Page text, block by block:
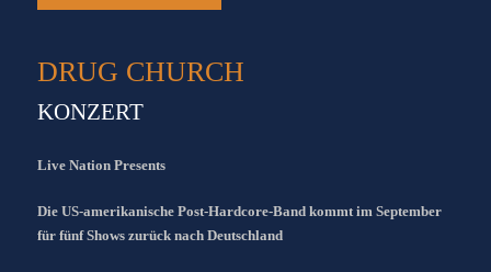
DRUG CHURCH
KONZERT
Live Nation Presents
Die US-amerikanische Post-Hardcore-Band kommt im September
für fünf Shows zurück nach Deutschland